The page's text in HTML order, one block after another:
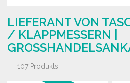
LIEFERANT VON
/ KLAPPMESSERN |
107 Produkts